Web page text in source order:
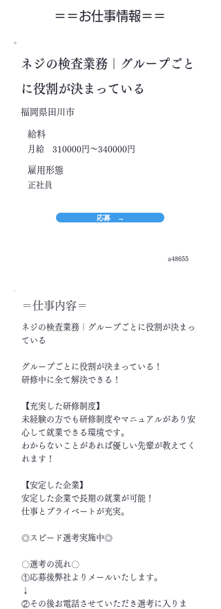
＝＝​お仕事情報＝＝
ネジの検査業務｜グループごと
に役割が決まっている
福岡県田川市
​給料
月給 310000円～340000円
​雇用形態
正社員
応募 →
a48655
＝​仕事内容＝
ネジの検査業務｜グループごとに役割が決まっ
ている
グループごとに役割が決まっている！
研修中に全て解決できる！
【充実した研修制度】
未経験の方でも研修制度やマニュアルがあり安
心して就業できる環境です。
わからないことがあれば優しい先輩が教えてく
れます！
【安定した企業】
安定した企業で長期の就業が可能！
仕事とプライベートが充実。
◎スピード選考実施中◎
〇選考の流れ〇
①応募後弊社よりメールいたします。
↓
②その後お電話させていただき選考に入りま